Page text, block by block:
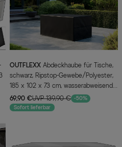
OUTFLEXX
schwarz, Ripstop-Gewebe/Polyester,
185 x 102 x 73 cm, wasserabweisend,
UV-Schutz
69,90 €UVP 139,90 € -50%
Sofort lieferbar